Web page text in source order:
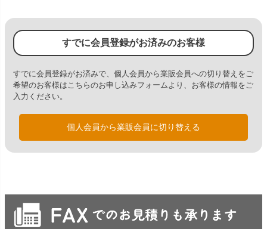
すでに会員登録がお済みのお客様
すでに会員登録がお済みで、個人会員から業販会員への切り替えをご
希望のお客様はこちらのお申し込みフォームより、お客様の情報をご
入力ください。
個人会員から業販会員に切り替える